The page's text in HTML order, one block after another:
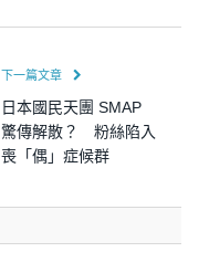
下一篇文章
日本國民天團 SMAP
驚傳解散？ 粉絲陷入
喪「偶」症候群